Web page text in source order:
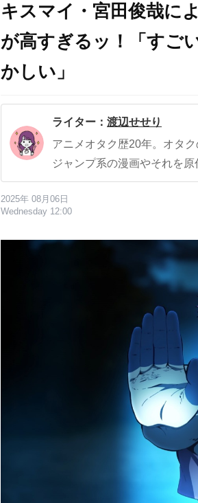
キスマイ・宮田俊哉に
が高すぎるッ！「すご
かしい」
ライター： 渡辺せせり
アニメオタク歴20年。オタ
ジャンプ系の漫画やそれを
2025年 08月06日
Wednesday 12:00